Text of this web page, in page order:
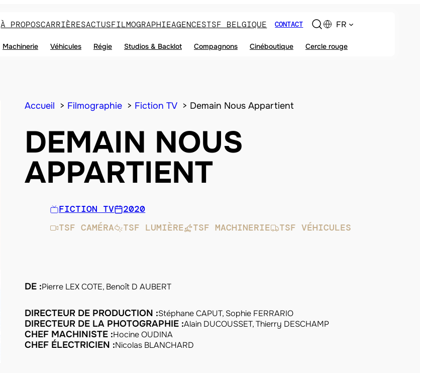
À PROPOSCARRIÈRESACTUSFILMOGRAPHIEAGENCESTSF BELGIQUE CONTACT FR
Machinerie Véhicules Régie Studios & Backlot Compagnons Cinéboutique Cercle rouge
Accueil Filmographie Fiction TV Demain Nous Appartient
DEMAIN NOUS
APPARTIENT
FICTION TV
2020
TSF CAMÉRA
TSF LUMIÈRE TSF MACHINERIE TSF VÉHICULES
DE :Pierre LEX COTE, Benoît D AUBERT
DIRECTEUR DE PRODUCTION :Stéphane CAPUT, Sophie FERRARIO
DIRECTEUR DE LA PHOTOGRAPHIE :Alain DUCOUSSET, Thierry DESCHAMP
CHEF MACHINISTE :Hocine OUDINA
CHEF ÉLECTRICIEN :Nicolas BLANCHARD